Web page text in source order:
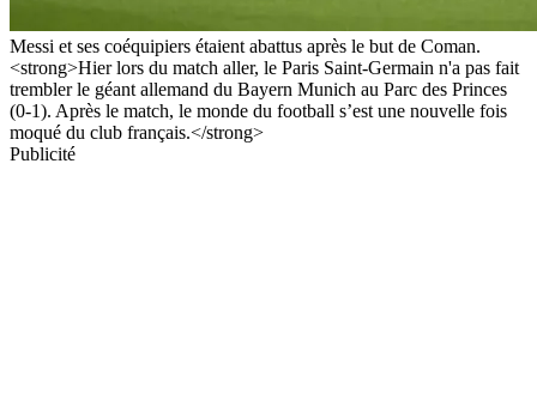
Messi et ses coéquipiers étaient abattus après le but de Coman.
<strong>Hier lors du match aller, le Paris Saint-Germain n'a pas fait
trembler le géant allemand du Bayern Munich au Parc des Princes
(0-1). Après le match, le monde du football s’est une nouvelle fois
moqué du club français.</strong>
Publicité